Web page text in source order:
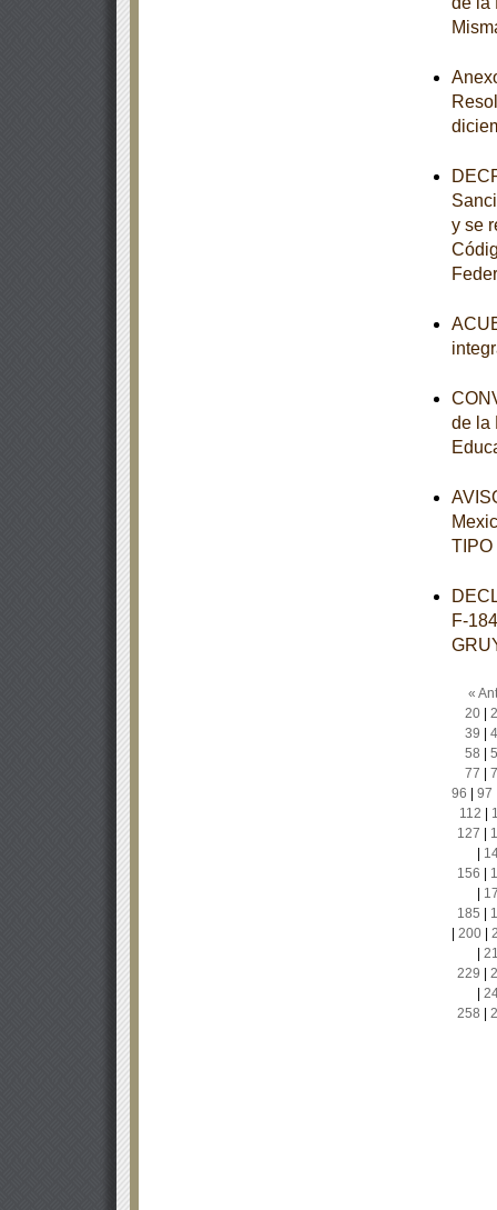
y se
de la
F-
«
20|
39
58
77
96
97
112
127
156
185
200|
229
258